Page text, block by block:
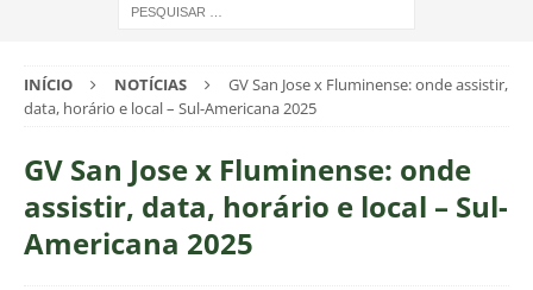
INÍCIO NOTÍCIAS
GV San Jose x Fluminense: onde assistir,
data, horário e local – Sul-Americana 2025
GV San Jose x Fluminense: onde
assistir, data, horário e local – Sul-
Americana 2025